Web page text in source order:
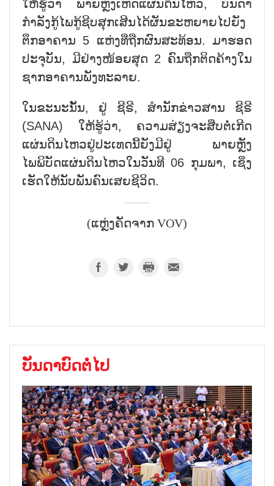
ໃຫ້ຮູ້ວ່າ ພາຍຫຼັງເຫດແຜ່ນດິນໄຫວ, ບັນດາ
ກຳລັງກູ້ໄພກູ້ຊີບສຸກເສີນໄດ້ຜັນຂະຫຍາຍໄປຍັງ
ຕຶກອາຄານ 5 ແຫ່ງທີ່ຖືກຜົນສະທ້ອນ. ມາຮອດ
ປະຈຸບັນ, ມີຢ່າງໜ້ອຍສຸດ 2 ຄົນຖືກຕິດຄ້າງໃນ
ຊາກອາຄານພັງທະລາຍ.
ໃນຂະນະນັ້ນ, ຢູ່ ຊີຣີ, ສຳນັກຂ່າວສານ ຊີຣີ
(SANA) ໃຫ້ຮູ້ວ່າ, ຄວາມສ່ຽງຈະສືບຕໍ່ເກີດ
ແຜ່ນດິນໄຫວຢູ່ປະເທດນີ້ຍັງມີຢູ່ ພາຍຫຼັງ
ໄພພິບັດແຜ່ນດິນໄຫວໃນວັນທີ 06 ກຸມພາ, ເຊິ່ງ
ເຮັດໃຫ້ນັບພັນຄົນເສຍຊີວິດ.
(ແຫຼ່ງຄັດຈາກ VOV)
ບັນດາບົດຕໍ່ໄປ